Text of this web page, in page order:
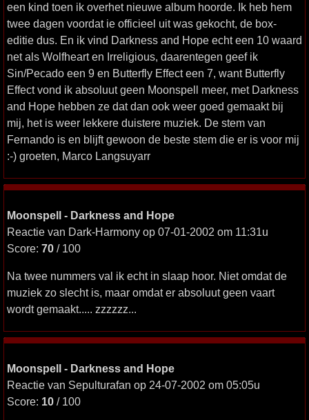
een kind toen ik overhet nieuwe album hoorde. Ik heb hem
twee dagen voordat ie officieel uit was gekocht, de box-
editie dus. En ik vind Darkness and Hope echt een 10 waard
net als Wolfheart en Irreligious, daarentegen geef ik
Sin/Pecado een 9 en Butterfly Effect een 7, want Butterfly
Effect vond ik absoluut geen Moonspell meer, met Darkness
and Hope hebben ze dat dan ook weer goed gemaakt bij
mij, het is weer lekkere duistere muziek. De stem van
Fernando is en blijft gewoon de beste stem die er is voor mij
:-) groeten, Marco Langsuyarr
Moonspell - Darkness and Hope
Reactie van Dark-Harmony op 07-01-2002 om 11:31u
Score: 70 / 100
Na twee nummers val ik echt in slaap hoor. Niet omdat de
muziek zo slecht is, maar omdat er absoluut geen vaart
wordt gemaakt..... zzzzzz...
Moonspell - Darkness and Hope
Reactie van Sepulturafan op 24-07-2002 om 05:05u
Score: 10 / 100